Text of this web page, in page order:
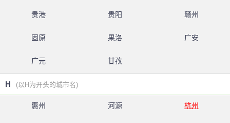
贵港 贵阳 赣州
固原 果洛 广安
广元 甘孜
H (以H为开头的城市名)
惠州 河源 杭州